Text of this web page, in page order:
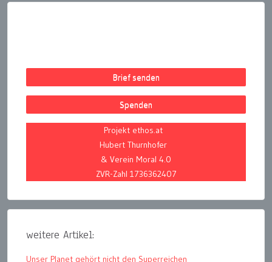
Brief senden
Spenden
Projekt ethos.at
Hubert Thurnhofer
& Verein Moral 4.0
ZVR-Zahl 1736362407
weitere Artikel:
Unser Planet gehört nicht den Superreichen